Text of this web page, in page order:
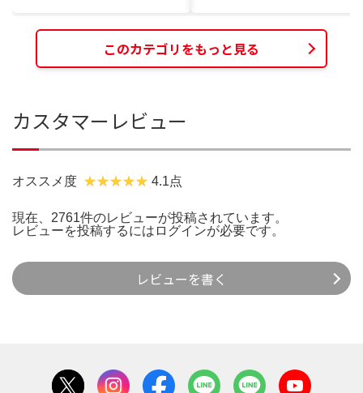
このカテゴリをもっと見る
カスタマーレビュー
オススメ度 4.1点
現在、2761件のレビューが投稿されています。
レビューを投稿するには ログインが必要です。
レビューを書く